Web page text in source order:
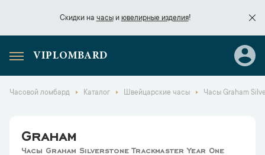
Скидки на часыи ювелирные изделия!
Скидки начасы
VIPLOMBARD
Часовой ломбард Каталог Швейцарские часы Часы Graham
Graham
Часы Graham Silverstone Trackmaster Year One